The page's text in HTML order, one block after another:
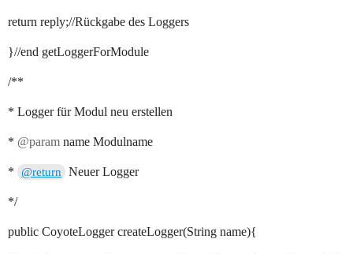
return reply;//Rückgabe des Loggers
}//end getLoggerForModule
/**
* Logger für Modul neu erstellen
* @param name Modulname
* @return Neuer Logger
*/
public CoyoteLogger createLogger(String name){